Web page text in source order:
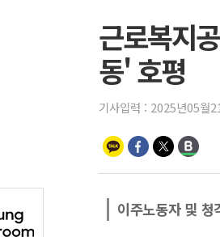
근로복지
동' 호평
기사입력 : 2025년05월
이주노동자 및 청